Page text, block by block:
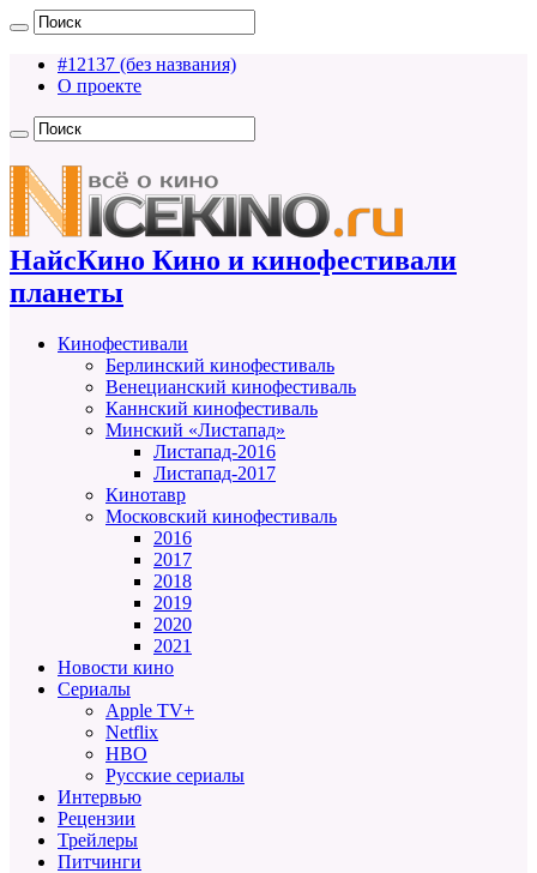
#12137 (без названия)
О проекте
НайсКино Кино и кинофестивали
планеты
Кинофестивали
Берлинский кинофестиваль
Венецианский кинофестиваль
Каннский кинофестиваль
Минский «Листапад»
Листапад-2016
Листапад-2017
Кинотавр
Московский кинофестиваль
2016
2017
2018
2019
2020
2021
Новости кино
Сериалы
Apple TV+
Netflix
HBO
Русские сериалы
Интервью
Рецензии
Трейлеры
Питчинги